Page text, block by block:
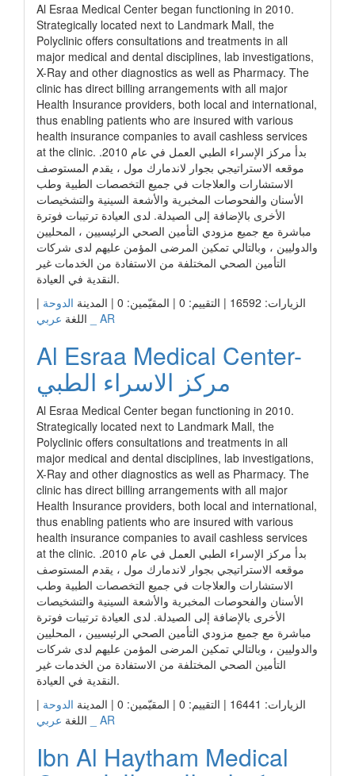
Al Esraa Medical Center began functioning in 2010.
Strategically located next to Landmark Mall, the
Polyclinic offers consultations and treatments in all
major medical and dental disciplines, lab investigations,
X-Ray and other diagnostics as well as Pharmacy. The
clinic has direct billing arrangements with all major
Health Insurance providers, both local and international,
thus enabling patients who are insured with various
health insurance companies to avail cashless services
at the clinic. بدأ مركز الإسراء الطبي العمل في عام 2010.
موقعه الاستراتيجي بجوار لاندمارك مول ، يقدم المستوصف
الاستشارات والعلاجات في جميع التخصصات الطبية وطب
الأسنان والفحوصات المخبرية والأشعة السينية والتشخيصات
الأخرى بالإضافة إلى الصيدلة. لدى العيادة ترتيبات فوترة
مباشرة مع جميع مزودي التأمين الصحي الرئيسيين ، المحليين
والدوليين ، وبالتالي تمكين المرضى المؤمن عليهم لدى شركات
التأمين الصحي المختلفة من الاستفادة من الخدمات غير
النقدية في العيادة.
الزيارات: 16592 | التقييم: 0 | المقيّمين: 0 | المدينة
الدوحة |
اللغة عربي _ AR
Al Esraa Medical Center-
مركز الاسراء الطبي
Al Esraa Medical Center began functioning in 2010.
Strategically located next to Landmark Mall, the
Polyclinic offers consultations and treatments in all
major medical and dental disciplines, lab investigations,
X-Ray and other diagnostics as well as Pharmacy. The
clinic has direct billing arrangements with all major
Health Insurance providers, both local and international,
thus enabling patients who are insured with various
health insurance companies to avail cashless services
at the clinic. بدأ مركز الإسراء الطبي العمل في عام 2010.
موقعه الاستراتيجي بجوار لاندمارك مول ، يقدم المستوصف
الاستشارات والعلاجات في جميع التخصصات الطبية وطب
الأسنان والفحوصات المخبرية والأشعة السينية والتشخيصات
الأخرى بالإضافة إلى الصيدلة. لدى العيادة ترتيبات فوترة
مباشرة مع جميع مزودي التأمين الصحي الرئيسيين ، المحليين
والدوليين ، وبالتالي تمكين المرضى المؤمن عليهم لدى شركات
التأمين الصحي المختلفة من الاستفادة من الخدمات غير
النقدية في العيادة.
الزيارات: 16441 | التقييم: 0 | المقيّمين: 0 | المدينة
الدوحة |
اللغة عربي _ AR
Ibn Al Haytham Medical